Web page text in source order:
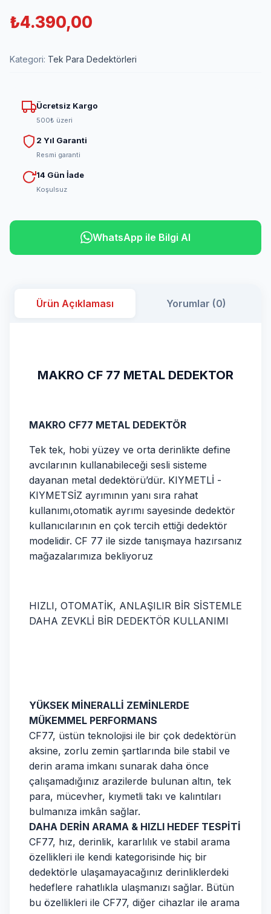
₺4.390,00
Kategori: Tek Para Dedektörleri
Ücretsiz Kargo
500₺ üzeri
2 Yıl Garanti
Resmi garanti
14 Gün İade
Koşulsuz
WhatsApp ile Bilgi Al
Ürün Açıklaması Yorumlar (0)
MAKRO CF 77 METAL DEDEKTOR
MAKRO CF77 METAL DEDEKTÖR
Tek tek, hobi yüzey ve orta derinlikte define
avcılarının kullanabileceği sesli sisteme
dayanan metal dedektörü’dür. KIYMETLİ -
KIYMETSİZ ayrımının yanı sıra rahat
kullanımı,otomatik ayrımı sayesinde dedektör
kullanıcılarının en çok tercih ettiği dedektör
modelidir. CF 77 ile sizde tanışmaya hazırsanız
mağazalarımıza bekliyoruz
HIZLI, OTOMATİK, ANLAŞILIR BİR SİSTEMLE
DAHA ZEVKLİ BİR DEDEKTÖR KULLANIMI
YÜKSEK MİNERALLİ ZEMİNLERDE
MÜKEMMEL PERFORMANS
CF77, üstün teknolojisi ile bir çok dedektörün
aksine, zorlu zemin şartlarında bile stabil ve
derin arama imkanı sunarak daha önce
çalışamadığınız arazilerde bulunan altın, tek
para, mücevher, kıymetli takı ve kalıntıları
bulmanıza imkân sağlar.
DAHA DERİN ARAMA & HIZLI HEDEF TESPİTİ
CF77, hız, derinlik, kararlılık ve stabil arama
özellikleri ile kendi kategorisinde hiç bir
dedektörle ulaşamayacağınız derinliklerdeki
hedeflere rahatlıkla ulaşmanızı sağlar. Bütün
bu özellikleri ile CF77, diğer cihazlar ile arama